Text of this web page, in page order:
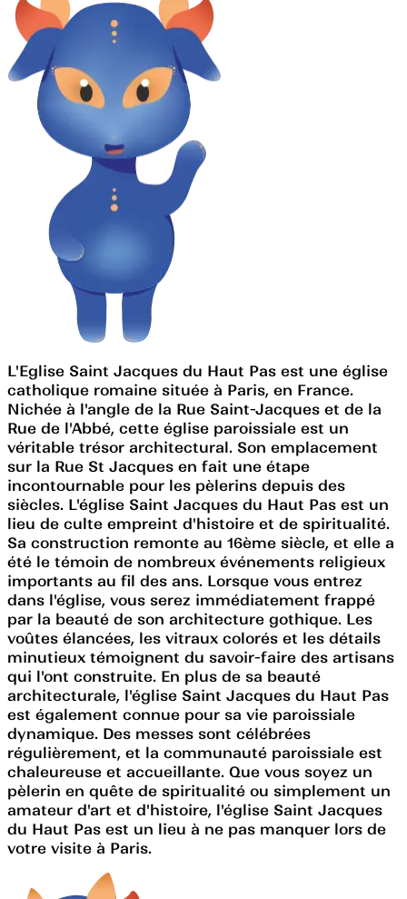
L'Eglise Saint Jacques du Haut Pas est une église
catholique romaine située à Paris, en France.
Nichée à l'angle de la Rue Saint-Jacques et de la
Rue de l'Abbé, cette église paroissiale est un
véritable trésor architectural. Son emplacement
sur la Rue St Jacques en fait une étape
incontournable pour les pèlerins depuis des
siècles. L'église Saint Jacques du Haut Pas est un
lieu de culte empreint d'histoire et de spiritualité.
Sa construction remonte au 16ème siècle, et elle a
été le témoin de nombreux événements religieux
importants au fil des ans. Lorsque vous entrez
dans l'église, vous serez immédiatement frappé
par la beauté de son architecture gothique. Les
voûtes élancées, les vitraux colorés et les détails
minutieux témoignent du savoir-faire des artisans
qui l'ont construite. En plus de sa beauté
architecturale, l'église Saint Jacques du Haut Pas
est également connue pour sa vie paroissiale
dynamique. Des messes sont célébrées
régulièrement, et la communauté paroissiale est
chaleureuse et accueillante. Que vous soyez un
pèlerin en quête de spiritualité ou simplement un
amateur d'art et d'histoire, l'église Saint Jacques
du Haut Pas est un lieu à ne pas manquer lors de
votre visite à Paris.